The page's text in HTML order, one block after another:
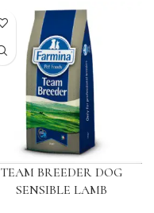
TEAM BREEDER DOG
SENSIBLE LAMB